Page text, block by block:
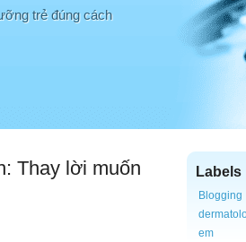
trẻ đúng cách
Thay lời muốn
Labels
Blogging
em